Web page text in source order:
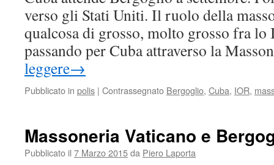
verso gli Stati Uniti. Il ruolo della
qualcosa di grosso, molto grosso fra
passando per Cuba attraverso la
leggere→
Pubblicato in polis | Contrassegnato Bergoglio, Cuba, IOR,
Massoneria Vaticano e
Pubblicato il 7 Marzo 2015da Piero Laporta